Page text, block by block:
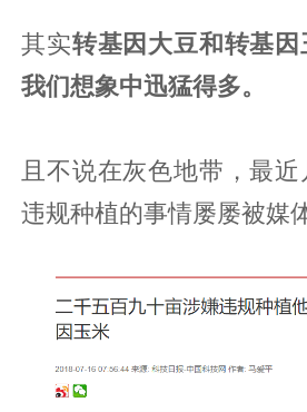
其实转基因大豆和转基
我们想象中迅猛得多。
且不说在灰色地带，最
违规种植的事情屡屡被媒